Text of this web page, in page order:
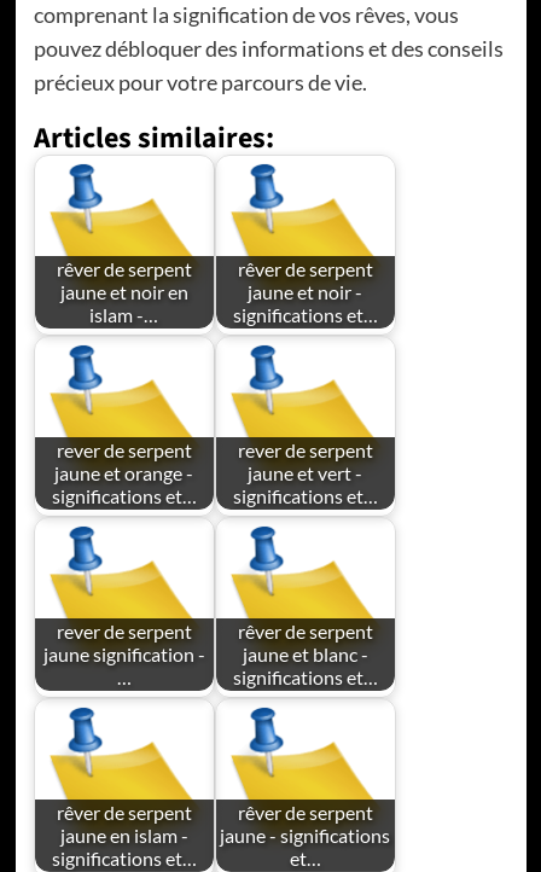
comprenant la signification de vos rêves, vous
pouvez débloquer des informations et des conseils
précieux pour votre parcours de vie.
Articles similaires:
rêver de serpent
jaune et noir en
islam -…
rêver de serpent
jaune et noir -
significations et…
rever de serpent
jaune et orange -
significations et…
rever de serpent
jaune et vert -
significations et…
rever de serpent
jaune signification -
…
rêver de serpent
jaune et blanc -
significations et…
rêver de serpent
jaune en islam -
significations et…
rêver de serpent
jaune - significations
et…